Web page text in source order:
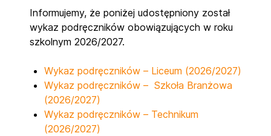
Informujemy, że poniżej udostępniony został
wykaz podręczników obowiązujących w roku
szkolnym 2026/2027.
Wykaz podręczników – Liceum (2026/2027)
Wykaz podręczników – Szkoła Branżowa
(2026/2027)
Wykaz podręczników – Technikum
(2026/2027)